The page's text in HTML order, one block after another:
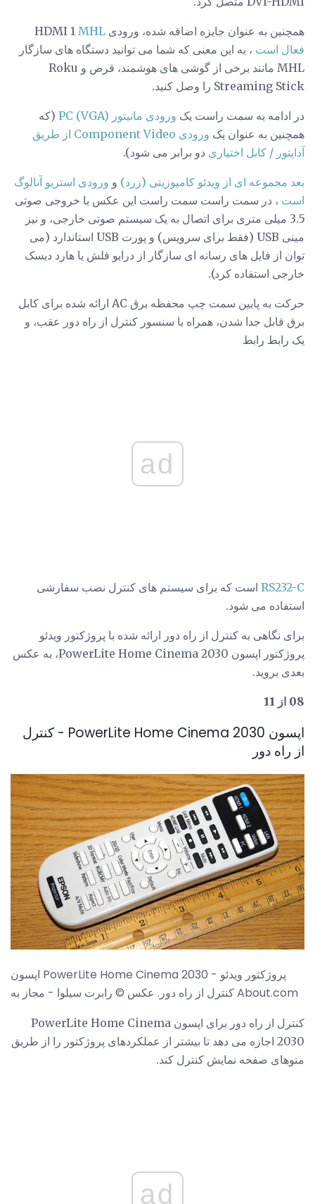
همچنین به عنوان جایزه اضافه شده، ورودی HDMI 1 MHL
فعال است ، به این معنی که شما می توانید دستگاه های سازگار
MHL مانند برخی از گوشی های هوشمند، قرص و Roku
Streaming Stick را وصل کنید.
در ادامه به سمت راست یک ورودی مانیتور PC (VGA)
(که
همچنین به عنوان یک
ورودی Component Video از طریق
آداپتور / کابل اختیاری دو برابر می شود).
بعد مجموعه ای از ویدئو کامپوزیتی (زرد) و ورودی استریو آنالوگ
است ، در سمت راست سمت راست این عکس با خروجی صوتی
3.5 میلی متری برای اتصال به یک سیستم صوتی خارجی، و نیز
مینی USB (فقط برای سرویس) و پورت USB استاندارد (می
توان از فایل های رسانه ای سازگار از درایو فلش یا هارد دیسک
خارجی استفاده کرد).
حرکت به پایین سمت چپ محفظه برق AC ارائه شده برای کابل
برق قابل جدا شدن، همراه با سنسور کنترل از راه دور عقب، و
یک رابط رابط
ad
RS232-C است که برای سیستم های کنترل نصب سفارشی
استفاده می شود.
برای نگاهی به کنترل از راه دور ارائه شده با پروژکتور ویدئو
پروژکتور اپسون PowerLite Home Cinema 2030، به عکس
بعدی بروید.
08 از 11
اپسون PowerLite Home Cinema 2030 - کنترل
از راه دور
اپسون PowerLite Home Cinema 2030 پروژکتور ویدئو -
کنترل از راه دور. عکس © رابرت سیلوا - مجاز به About.com
کنترل از راه دور برای اپسون PowerLite Home Cinema
2030 اجازه می دهد تا بیشتر از عملکردهای پروژکتور را از طریق
منوهای صفحه نمایش کنترل کند.
ad